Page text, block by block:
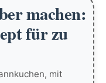
machen:
für zu
mit